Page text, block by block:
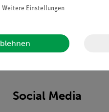
Social Media
Weitere Einstellungen